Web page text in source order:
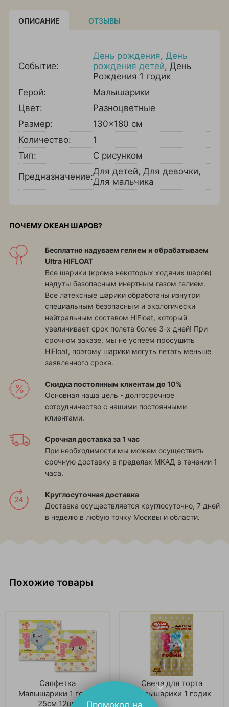
ОПИСАНИЕ ОТЗЫВЫ
Событие:
День рождения, День
рождения детей, День
Рождения 1 годик
Герой:
Малышарики
Цвет:
Разноцветные
Размер:
130x180 см
Количество:
1
Тип:
С рисунком
Предназначение:Для детей, Для девочки,
Для мальчика
ПОЧЕМУ ОКЕАН ШАРОВ?
Бесплатно надуваем гелием и обрабатываем
Ultra HIFLOAT
Все шарики (кроме некоторых ходячих шаров)
надуты безопасным инертным газом гелием.
Все латексные шарики обработаны изнутри
специальным безопасным и экологически
нейтральным составом HiFloat, который
увеличивает срок полета более 3-х дней! При
срочном заказе, мы не успеем просушить
HiFloat, поэтому шарики могуть летать меньше
заявленного срока.
Скидка постоянным клиентам до 10%
Основная наша цель - долгосрочное
сотрудничество с нашими постоянными
клиентами.
Срочная доставка за 1 час
При необходимости мы можем осуществить
срочную доставку в пределах МКАД в течении 1
часа.
Круглосуточная доставка
Доставка осуществляется круглосуточно, 7 дней
в неделю в любую точку Москвы и области.
Похожие товары
Салфетка
Малышарики 1 годик
25см 12шт
Свеча для торта
Малышарики 1 годик
Промокод на